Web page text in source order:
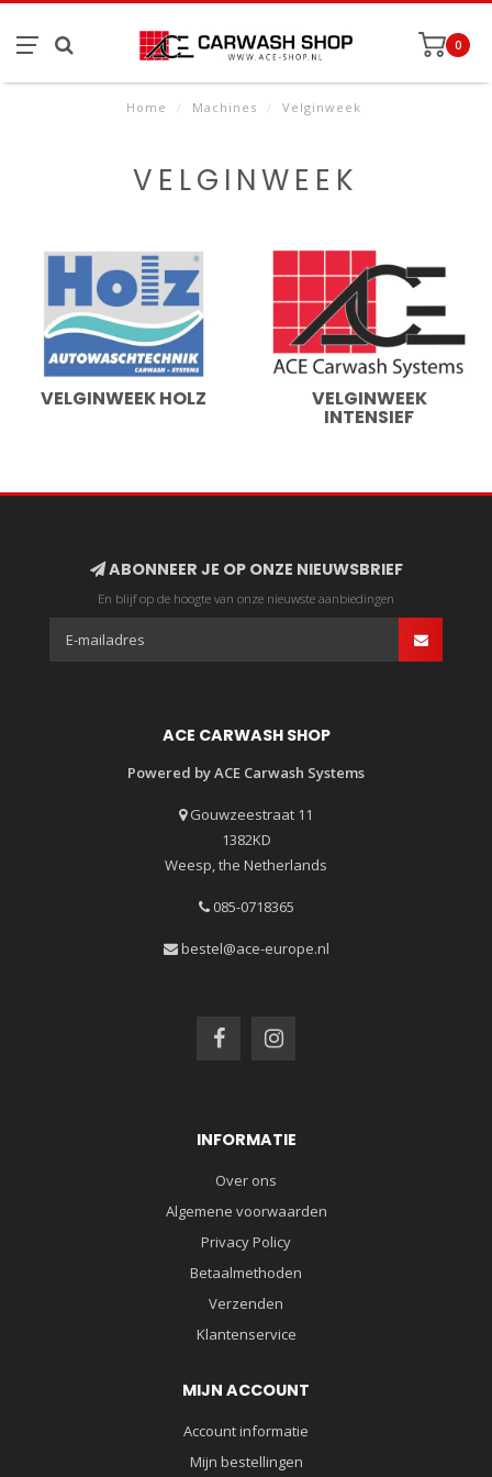
0
Home / Machines / Velginweek
VELGINWEEK
VELGINWEEK HOLZ VELGINWEEK
INTENSIEF
ABONNEER JE OP ONZE NIEUWSBRIEF
En blijf op de hoogte van onze nieuwste aanbiedingen
ACE CARWASH SHOP
Powered by ACE Carwash Systems
Gouwzeestraat 11
1382KD
Weesp, the Netherlands
085-0718365
bestel@ace-europe.nl
INFORMATIE
Over ons
Algemene voorwaarden
Privacy Policy
Betaalmethoden
Verzenden
Klantenservice
MIJN ACCOUNT
Account informatie
Mijn bestellingen